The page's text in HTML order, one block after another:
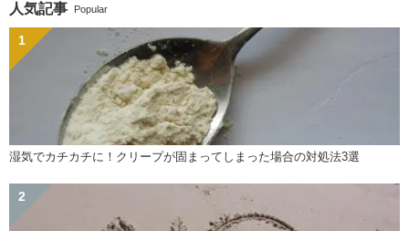
人気記事 Popular
湿気でカチカチに！クリープが固まってしまった場合の対処法3選